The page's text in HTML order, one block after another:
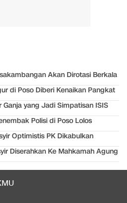
Akan Dirotasi Berkala
di Poso Diberi Kenaikan Pangkat
Ganja yang Jadi Simpatisan ISIS
Polisi di Poso Lolos
Optimistis PK Dikabulkan
Diserahkan Ke Mahkamah Agung